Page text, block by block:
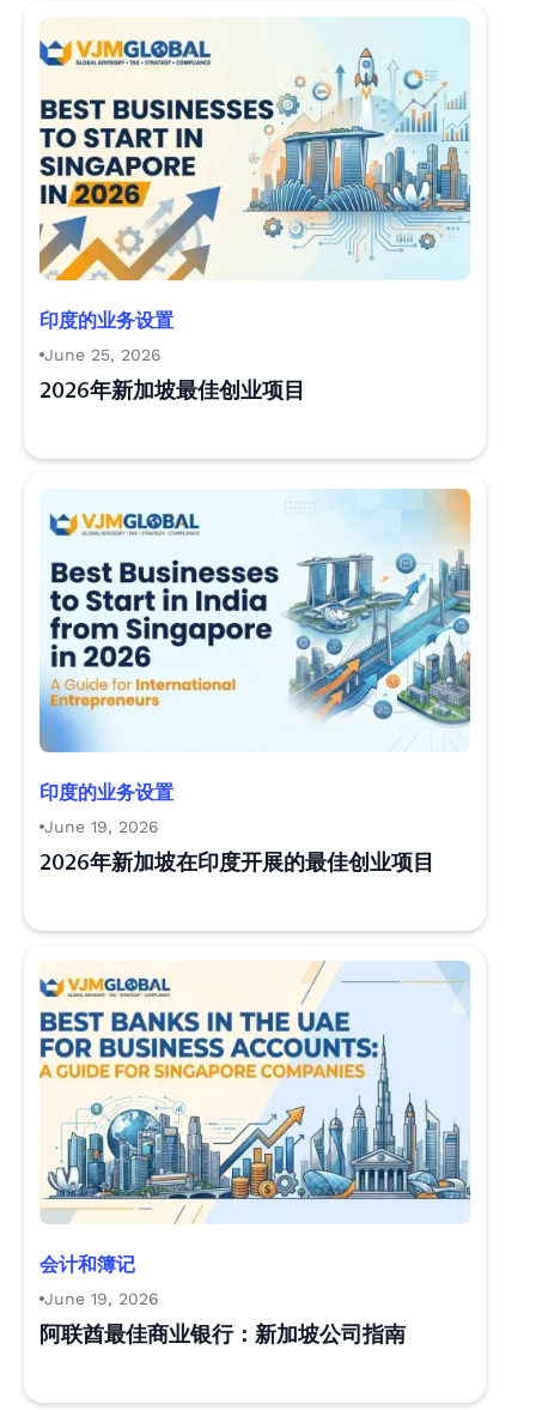
印度的业务设置
June 25, 2026
2026年新加坡最佳创业项目
印度的业务设置
June 19, 2026
2026年新加坡在印度开展的最佳创业项目
会计和簿记
June 19, 2026
阿联酋最佳商业银行：新加坡公司指南